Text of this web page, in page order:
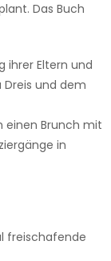
Das Buch
ihrer Eltern und
und dem
einen Brunch mit
in
freischafende